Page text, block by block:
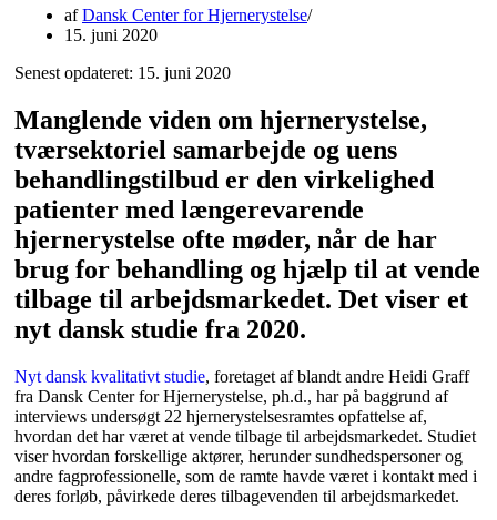
afDansk Center for Hjernerystelse
15. juni 2020
Senest opdateret: 15. juni 2020
Manglende viden om hjernerystelse,
tværsektoriel samarbejde og uens
behandlingstilbud er den virkelighed
patienter med længerevarende
hjernerystelse ofte møder, når de har
brug for behandling og hjælp til at vende
tilbage til arbejdsmarkedet. Det viser et
nyt dansk studie fra 2020.
Nyt dansk kvalitativt studie, foretaget af blandt andre Heidi Graff
fra Dansk Center for Hjernerystelse, ph.d., har på baggrund af
interviews undersøgt 22 hjernerystelsesramtes opfattelse af,
hvordan det har været at vende tilbage til arbejdsmarkedet. Studiet
viser hvordan forskellige aktører, herunder sundhedspersoner og
andre fagprofessionelle, som de ramte havde været i kontakt med i
deres forløb, påvirkede deres tilbagevenden til arbejdsmarkedet.